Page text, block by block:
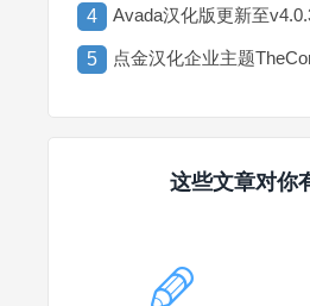
4 Avada汉化版更新至
5 点金汉化企业主题
这些文章对你